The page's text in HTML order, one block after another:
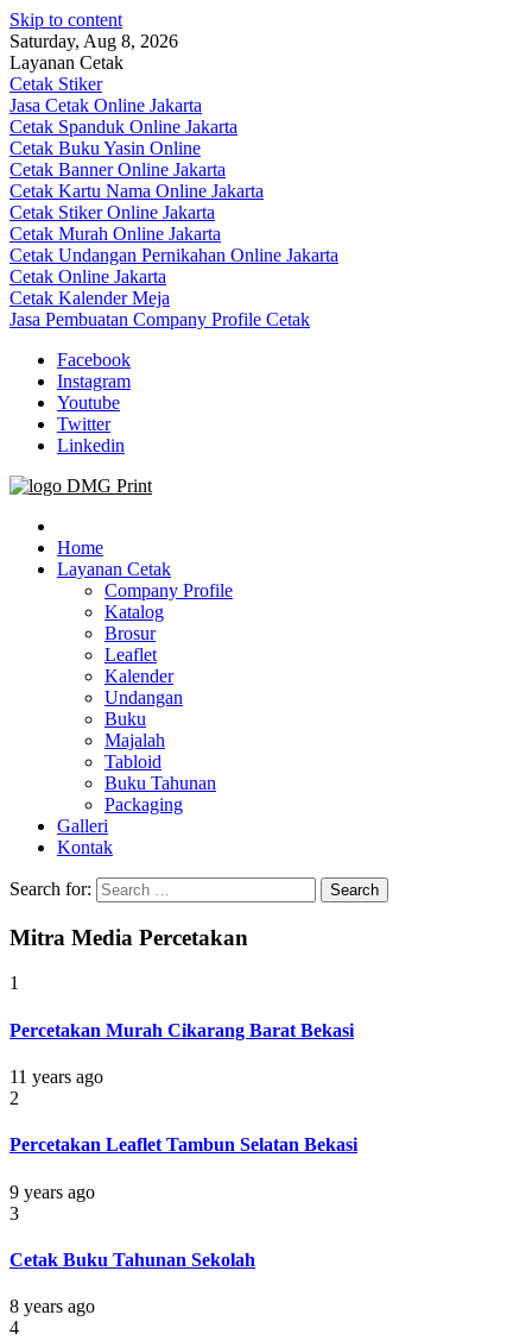
Skip to content
Saturday, Aug 8, 2026
Layanan Cetak
Cetak Stiker
Jasa Cetak Online Jakarta
Cetak Spanduk Online Jakarta
Cetak Buku Yasin Online
Cetak Banner Online Jakarta
Cetak Kartu Nama Online Jakarta
Cetak Stiker Online Jakarta
Cetak Murah Online Jakarta
Cetak Undangan Pernikahan Online Jakarta
Cetak Online Jakarta
Cetak Kalender Meja
Jasa Pembuatan Company Profile Cetak
Facebook
Instagram
Youtube
Twitter
Linkedin
Jasa Cetak Online DMG Printing
Home
Layanan Cetak
Company Profile
Katalog
Brosur
Leaflet
Kalender
Undangan
Buku
Majalah
Tabloid
Buku Tahunan
Packaging
Galleri
Kontak
Search for:
Mitra Media Percetakan
1
Percetakan Murah Cikarang Barat Bekasi
11 years ago
2
Percetakan Leaflet Tambun Selatan Bekasi
9 years ago
3
Cetak Buku Tahunan Sekolah
8 years ago
4